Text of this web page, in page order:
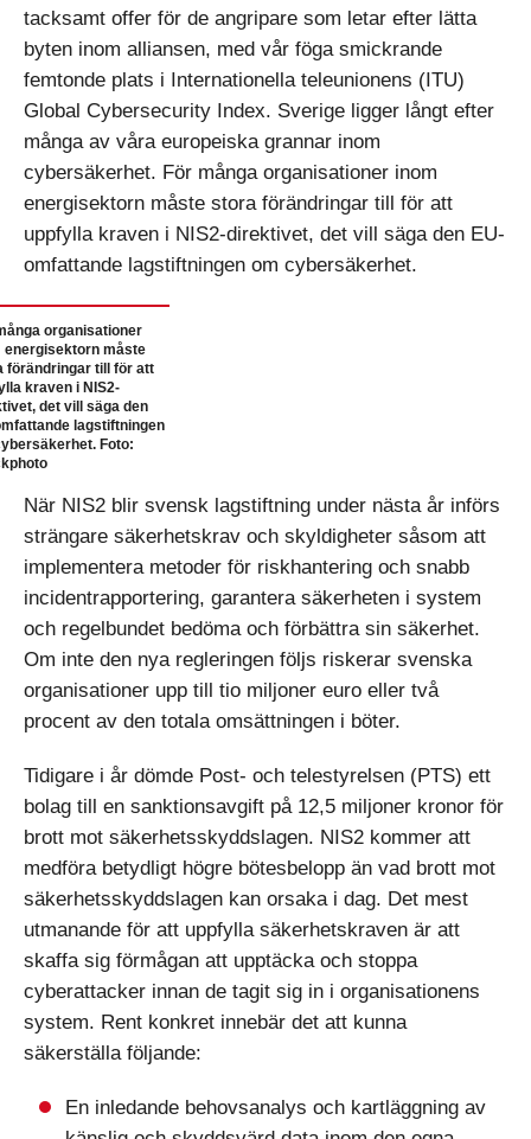
tacksamt offer för de angripare som letar efter lätta
byten inom alliansen, med vår föga smickrande
femtonde plats i Internationella teleunionens (ITU)
Global Cybersecurity Index. Sverige ligger långt efter
många av våra europeiska grannar inom
cybersäkerhet. För många organisationer inom
energisektorn måste stora förändringar till för att
uppfylla kraven i NIS2-direktivet, det vill säga den EU-
omfattande lagstiftningen om cybersäkerhet.
organisationer
energisektorn måste
förändringar till för att
kraven i NIS2-
det vill säga den
lagstiftningen
Foto:
När NIS2 blir svensk lagstiftning under nästa år införs
strängare säkerhetskrav och skyldigheter såsom att
implementera metoder för riskhantering och snabb
incident­rapportering, garantera säkerheten i system
och regelbundet bedöma och förbättra sin säkerhet.
Om inte den nya regleringen följs riskerar svenska
organisationer upp till tio miljoner euro eller två
procent av den totala omsättningen i böter.
Tidigare i år dömde Post- och telestyrelsen (PTS) ett
bolag till en sanktionsavgift på 12,5 miljoner kronor för
brott mot säkerhetsskyddslagen. NIS2 kommer att
medföra betydligt högre bötesbelopp än vad brott mot
säkerhetsskyddslagen kan orsaka i dag. Det mest
utmanande för att uppfylla säkerhetskraven är att
skaffa sig förmågan att upptäcka och stoppa
cyberattacker innan de tagit sig in i organisationens
system. Rent konkret innebär det att kunna
säkerställa följande:
En inledande behovsanalys och kartläggning av